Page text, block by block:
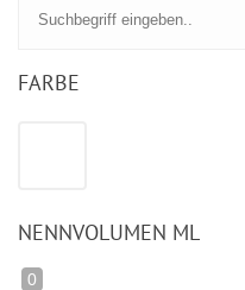
FARBE
NENNVOLUMEN ML
0